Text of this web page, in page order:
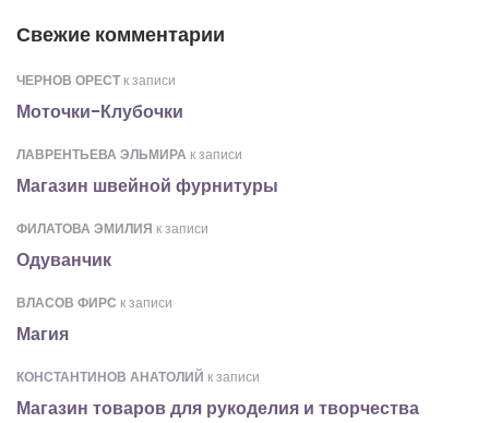
Свежие комментарии
ЧЕРНОВ ОРЕСТ к записи
Моточки-Клубочки
ЛАВРЕНТЬЕВА ЭЛЬМИРА к записи
Магазин швейной фурнитуры
ФИЛАТОВА ЭМИЛИЯ к записи
Одуванчик
ВЛАСОВ ФИРС к записи
Магия
КОНСТАНТИНОВ АНАТОЛИЙ к записи
Магазин товаров для рукоделия и творчества